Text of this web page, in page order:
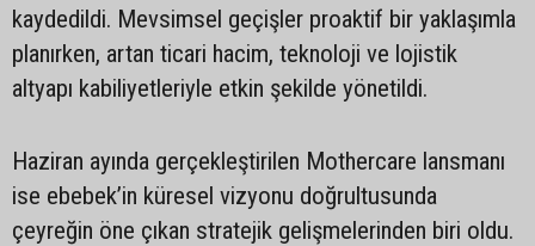
kaydedildi. Mevsimsel geçişler proaktif bir yaklaşımla
planırken, artan ticari hacim, teknoloji ve lojistik
altyapı kabiliyetleriyle etkin şekilde yönetildi.
Haziran ayında gerçekleştirilen Mothercare lansmanı
ise ebebek’in küresel vizyonu doğrultusunda
çeyreğin öne çıkan stratejik gelişmelerinden biri oldu.